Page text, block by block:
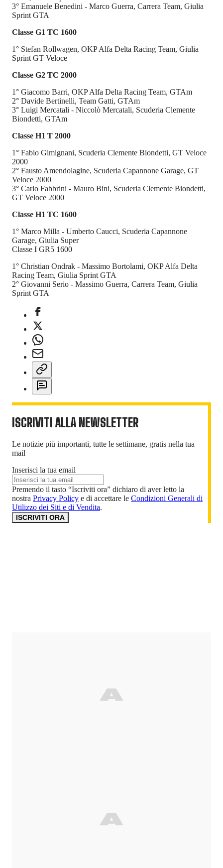
3° Emanuele Benedini - Marco Guerra, Carrera Team, Giulia
Sprint GTA
Classe G1 TC 1600
1° Stefan Rollwagen, OKP Alfa Delta Racing Team, Giulia
Sprint GT Veloce
Classe G2 TC 2000
1° Giacomo Barri, OKP Alfa Delta Racing Team, GTAm
2° Davide Bertinelli, Team Gatti, GTAm
3° Luigi Mercatali - Niccolò Mercatali, Scuderia Clemente
Biondetti, GTAm
Classe H1 T 2000
1° Fabio Gimignani, Scuderia Clemente Biondetti, GT Veloce
2000
2° Fausto Amendolagine, Scuderia Capannone Garage, GT
Veloce 2000
3° Carlo Fabbrini - Mauro Bini, Scuderia Clemente Biondetti,
GT Veloce 2000
Classe H1 TC 1600
1° Marco Milla - Umberto Caucci, Scuderia Capannone
Garage, Giulia Super
Classe I GR5 1600
1° Christian Ondrak - Massimo Bortolami, OKP Alfa Delta
Racing Team, Giulia Sprint GTA
2° Giovanni Serio - Massimo Guerra, Carrera Team, Giulia
Sprint GTA
ISCRIVITI ALLA NEWSLETTER
Le notizie più importanti, tutte le settimane, gratis nella tua
mail
Inserisci la tua email
Premendo il tasto “Iscriviti ora” dichiaro di aver letto la
nostra Privacy Policy e di accettare le Condizioni Generali di
Utilizzo dei Siti e di Vendita.
ISCRIVITI ORA